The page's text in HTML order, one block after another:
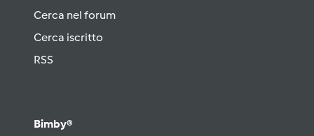
Cerca nel forum
Cerca iscritto
RSS
Bimby®